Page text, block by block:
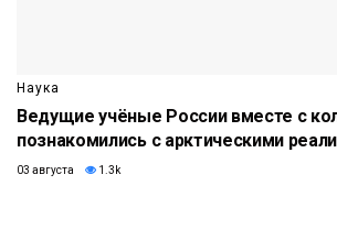
Наука
Ведущие учёные России вместе с
познакомились с арктическими
03 августа 1.3k